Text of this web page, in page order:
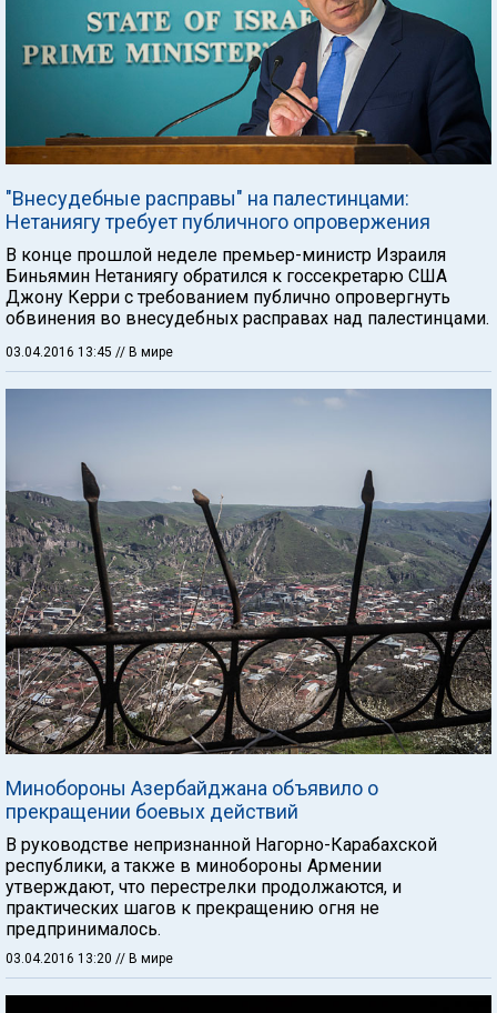
"Внесудебные расправы" на палестинцами:
Нетаниягу требует публичного опровержения
В конце прошлой неделе премьер-министр Израиля
Биньямин Нетаниягу обратился к госсекретарю США
Джону Керри с требованием публично опровергнуть
обвинения во внесудебных расправах над палестинцами.
03.04.2016 13:45 // В мире
Минобороны Азербайджана объявило о
прекращении боевых действий
В руководстве непризнанной Нагорно-Карабахской
республики, а также в минобороны Армении
утверждают, что перестрелки продолжаются, и
практических шагов к прекращению огня не
предпринималось.
03.04.2016 13:20 // В мире